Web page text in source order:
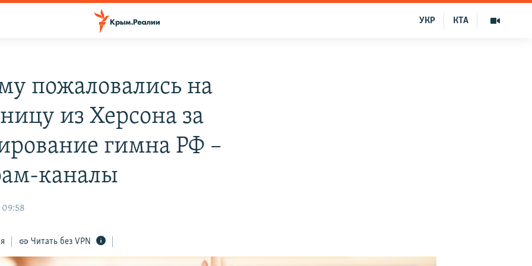
КТА
УКР
пожаловались на
из Херсона за
гимна РФ –
каналы
09:58
Читать без VPN